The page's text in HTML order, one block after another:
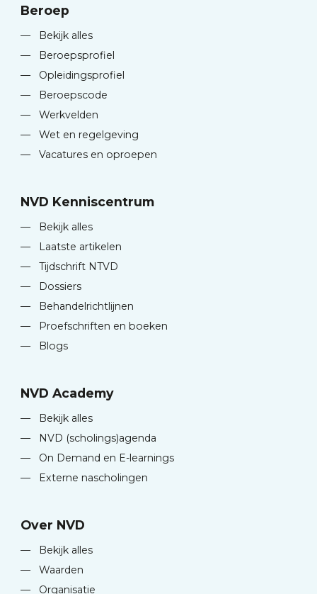
Beroep
—
Bekijk alles
—
Beroepsprofiel
—
Opleidingsprofiel
—
Beroepscode
—
Werkvelden
—
Wet en regelgeving
—
Vacatures en oproepen
NVD Kenniscentrum
—
Bekijk alles
—
Laatste artikelen
—
Tijdschrift NTVD
—
Dossiers
—
Behandelrichtlijnen
—
Proefschriften en boeken
—
Blogs
NVD Academy
—
Bekijk alles
—
NVD (scholings)agenda
—
On Demand en E-learnings
—
Externe nascholingen
Over NVD
—
Bekijk alles
—
Waarden
—
Organisatie